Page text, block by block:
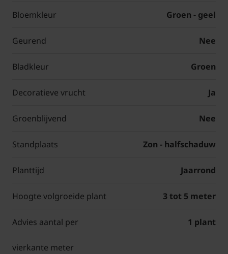
Bloemkleur Groen - geel
Geurend Nee
Bladkleur Groen
Decoratieve vrucht Ja
Groenblijvend Nee
Standplaats Zon - halfschaduw
Planttijd Jaarrond
Hoogte volgroeide plant 3 tot 5 meter
Advies aantal per
vierkante meter
1 plant